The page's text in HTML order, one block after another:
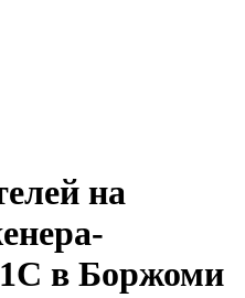
на
в Боржоми